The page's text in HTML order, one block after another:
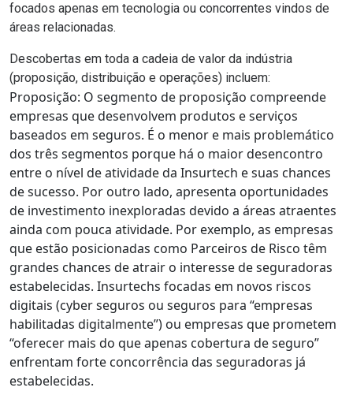
focados apenas em tecnologia ou concorrentes vindos de
áreas relacionadas.
Descobertas em toda a cadeia de valor da indústria
(proposição, distribuição e operações) incluem:
Proposição: O segmento de proposição compreende
empresas que desenvolvem produtos e serviços
baseados em seguros. É o menor e mais problemático
dos três segmentos porque há o maior desencontro
entre o nível de atividade da Insurtech e suas chances
de sucesso. Por outro lado, apresenta oportunidades
de investimento inexploradas devido a áreas atraentes
ainda com pouca atividade. Por exemplo, as empresas
que estão posicionadas como Parceiros de Risco têm
grandes chances de atrair o interesse de seguradoras
estabelecidas. Insurtechs focadas em novos riscos
digitais (cyber seguros ou seguros para “empresas
habilitadas digitalmente”) ou empresas que prometem
“oferecer mais do que apenas cobertura de seguro”
enfrentam forte concorrência das seguradoras já
estabelecidas.